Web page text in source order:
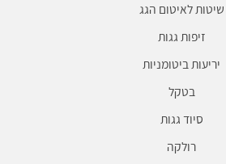
שיטות לאיטום הגג
זיפות גגות
יריעות ביטומניות
בטקל
סיוד גגות
רולקה